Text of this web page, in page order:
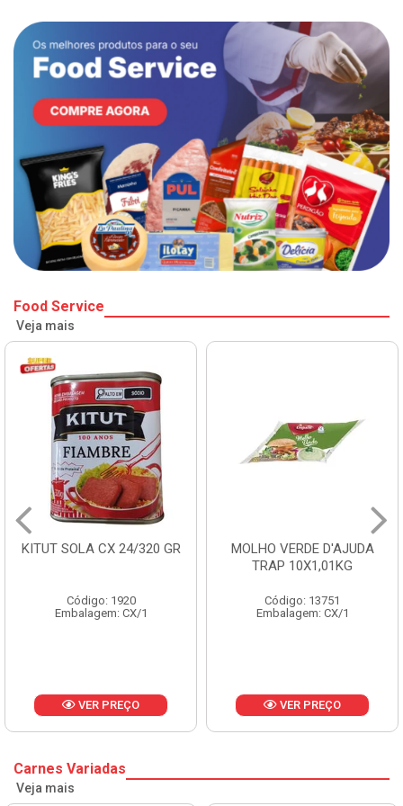
Food Service
Veja mais
KITUT SOLA CX 24/320 GR
Código: 1920
Embalagem: CX/1
VER PREÇO
MOLHO VERDE D'AJUDA
TRAP 10X1,01KG
Código: 13751
Embalagem: CX/1
VER PREÇO
Carnes Variadas
Veja mais